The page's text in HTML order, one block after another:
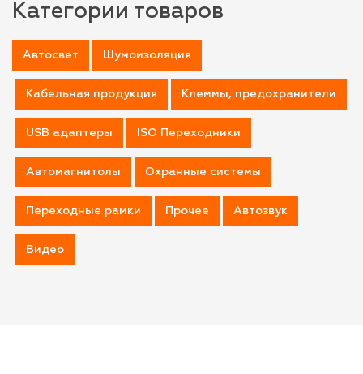
Категории товаров
Автосвет Шумоизоляция
Кабельная продукция Клеммы, предохранители
USB адаптеры ISO Переходники
Автомагнитолы Охранные системы
Переходные рамки Прочее Автозвук
Видео